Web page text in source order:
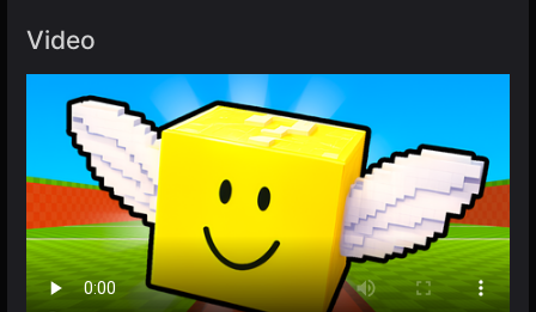
Video